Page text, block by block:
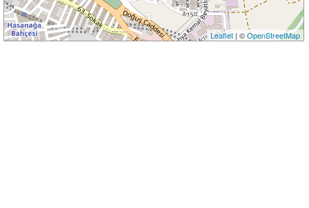
Leaflet| ©OpenStreetMap